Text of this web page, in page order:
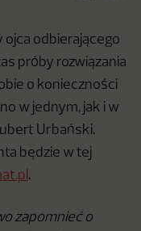
ojca odbierającego
próby rozwiązania
o konieczności
w jednym, jak i w
Urbański.
będzie w tej
.
zapomnieć o